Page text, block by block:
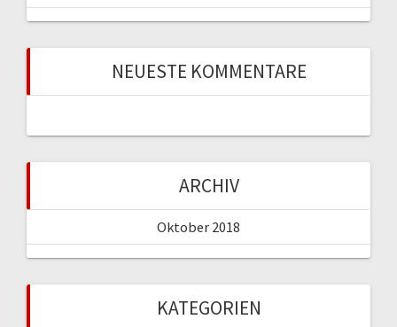
NEUESTE KOMMENTARE
ARCHIV
Oktober 2018
KATEGORIEN